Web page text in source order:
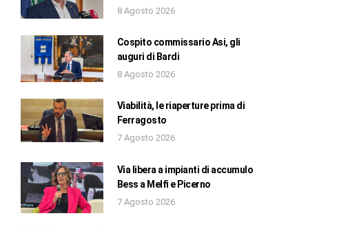
8 Agosto 2026
Cospito commissario Asi, gli
auguri di Bardi
8 Agosto 2026
Viabilità, le riaperture prima di
Ferragosto
7 Agosto 2026
Via libera a impianti di accumulo
Bess a Melfi e Picerno
7 Agosto 2026